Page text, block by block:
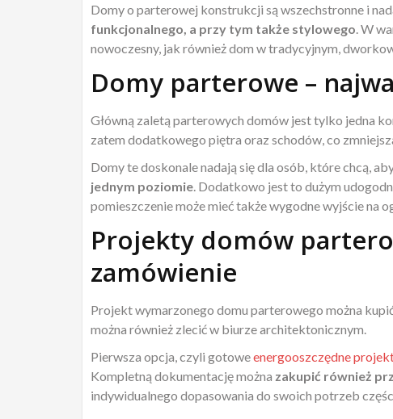
Domy o parterowej konstrukcji są wszechstronne i
funkcjonalnego, a przy tym także stylowego. W
nowoczesny, jak również dom w tradycyjnym,
Domy parterowe –
Główną zaletą parterowych domów jest tylko jedna
zatem dodatkowego piętra oraz schodów, co
Domy te doskonale nadają się dla osób, które chcą,
jednym poziomie. Dodatkowo jest to dużym
pomieszczenie może mieć także wygodne wyjście na
Projekty domów
zamówienie
Projekt wymarzonego domu parterowego można
można również zlecić w biurze architektonicznym.
Pierwsza opcja, czyli gotoweenergooszczędne
Kompletną dokumentację można zakupić również
indywidualnego dopasowania do swoich potrzeb